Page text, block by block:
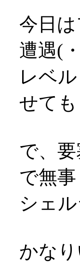
今日
遭遇(
レベ
せても
で、
で無
シェ
かな